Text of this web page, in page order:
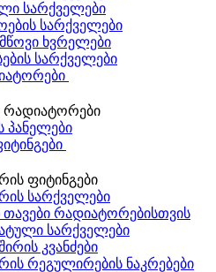
სარქველები
სარქველები
ხვრელები
სარქველები
რადიატორები
ფიტინგები
სარქველები
რადიატორებისთვის
სარქველები
კვანძები
რეგულირების ნაკრებები